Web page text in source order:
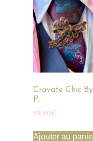
Cravate Chic By
P.
39,90€
Ajouter au